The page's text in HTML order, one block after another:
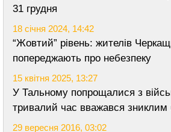
31 грудня
18 січня 2024, 14:42
“Жовтий” рівень: жителів
попереджають про небезпеку
15 квітня 2025, 13:27
У Тальному попрощалися з
тривалий час вважався зниклим
29 вересня 2016, 03:02